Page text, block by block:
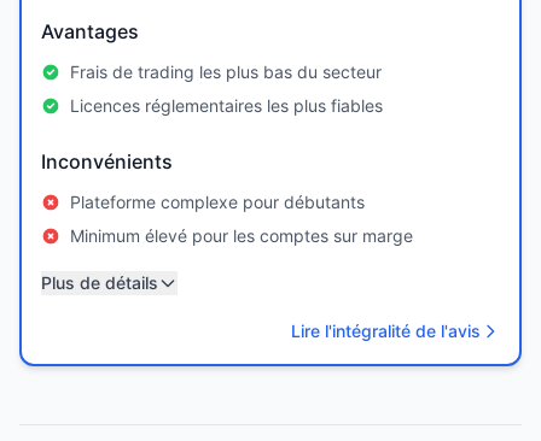
Avantages
Frais de trading les plus bas du secteur
Licences réglementaires les plus fiables
Inconvénients
Plateforme complexe pour débutants
Minimum élevé pour les comptes sur marge
Plus de détails
Lire l'intégralité de l'avis